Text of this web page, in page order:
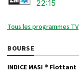
22:15
Tous les programmes TV
BOURSE
INDICE MASI ® Flottant